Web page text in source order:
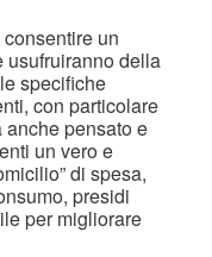
un
usufruiranno della
specifiche
con particolare
pensato e
un vero e
di spesa,
presidi
per migliorare